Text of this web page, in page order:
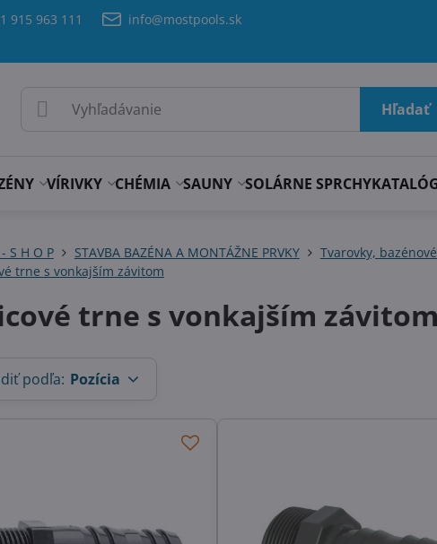
915 963 111 info@mostpools.sk
Hľadať
VÍRIVKY CHÉMIA SAUNY SOLÁRNE SPRCHY
- S H O P STAVBA BAZÉNA A MONTÁŽNE PRVKY
Tvarovky,
trne s vonkajším závitom
trne s vonkajším
podľa: Pozícia